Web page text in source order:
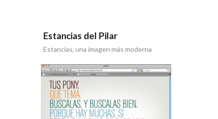
Estancias del Pilar
Estancias, una imagen más moderna